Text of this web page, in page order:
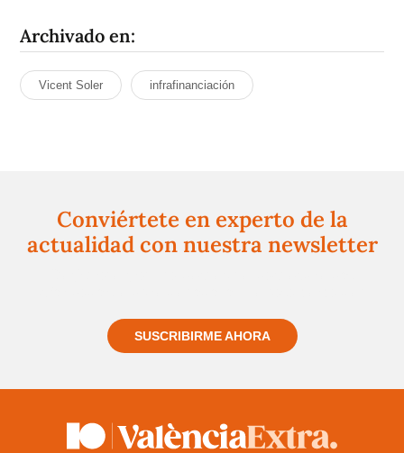
Archivado en:
Vicent Soler infrafinanciación
Conviértete en experto de la
actualidad con nuestra newsletter
SUSCRIBIRME AHORA